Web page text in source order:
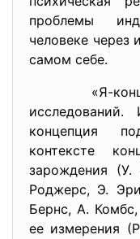
проблемы
человеке через
самом себе.
«Я-
концепция
контексте
зарождения
Роджерс, Э.
Бернс, А.
ее измерения